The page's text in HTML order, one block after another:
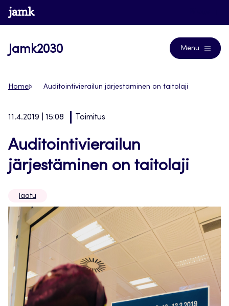
Siirry
suoraan
www.jamk.fi
Jamk2030 Menu
Home Auditointivierailun järjestäminen on taitolaji
11.4.2019 | 15:08 Toimitus
Auditointivierailun
järjestäminen on taitolaji
laatu